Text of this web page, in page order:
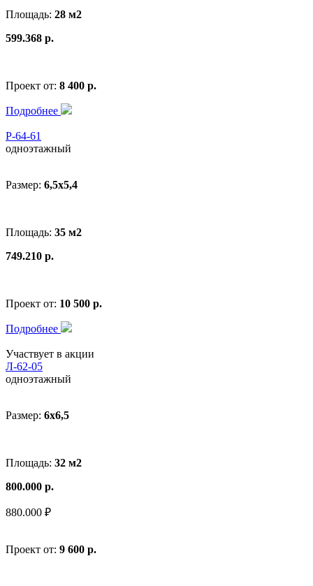
Площадь: 28 м2
599.368 р.
Проект от: 8 400 р.
Подробнее
Р-64-61
одноэтажный
Размер: 6,5х5,4
Площадь: 35 м2
749.210 р.
Проект от: 10 500 р.
Подробнее
Участвует в акции
Л-62-05
одноэтажный
Размер: 6x6,5
Площадь: 32 м2
800.000 р.
880.000 ₽
Проект от: 9 600 р.